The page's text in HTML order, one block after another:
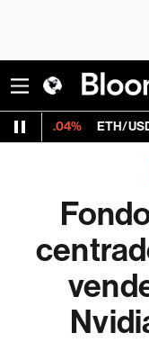
ETH/USD 1,914.818